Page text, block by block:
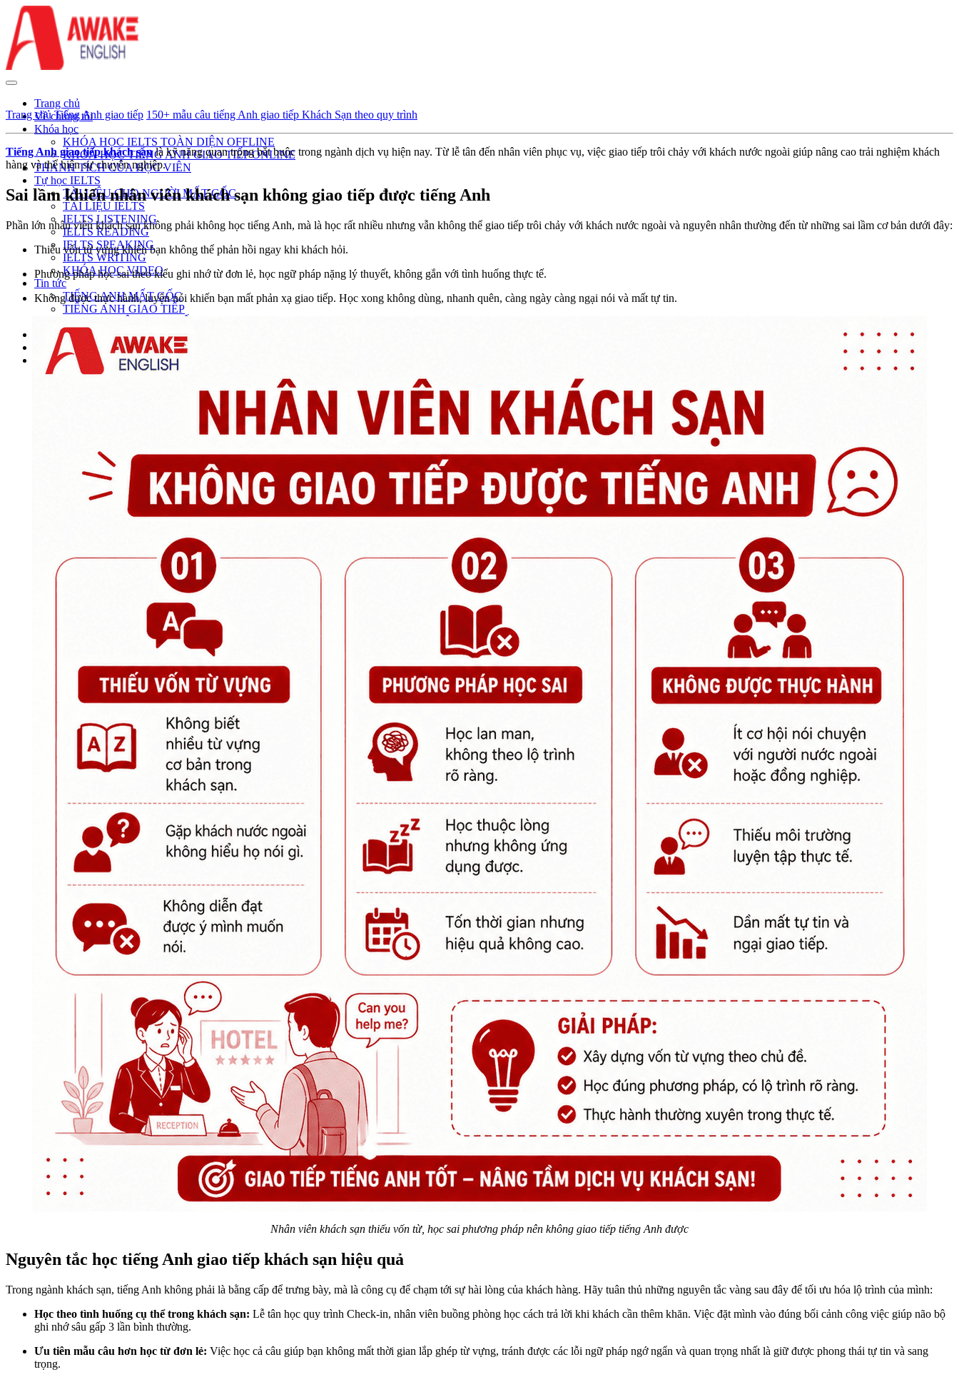
Trang chủ
Về chúng tôi
Khóa học
KHÓA HỌC IELTS TOÀN DIỆN OFFLINE
KHOÁ HỌC TIẾNG ANH GIAO TIẾP ONLINE
THÀNH TÍCH CỦA HỌC VIÊN
Tự học IELTS
TÀI LIỆU CHO NGƯỜI MẤT GỐC
TÀI LIỆU IELTS
IELTS LISTENING
IELTS READING
IELTS SPEAKING
IELTS WRITING
KHÓA HỌC VIDEO
Tin tức
TIẾNG ANH MẤT GỐC
TIẾNG ANH GIAO TIẾP
Sự kiện
Chính sách bảo hành và cam kết
Liên hệ
Trang chủ Tiếng Anh giao tiếp 150+ mẫu câu tiếng Anh giao tiếp Khách Sạn theo quy trình
Tiếng Anh giao tiếp khách sạnlà kỹ năng quan trọng bắt buộc trong ngành dịch vụ hiện nay. Từ lễ tân đến nhân viên phục vụ, việc giao tiếp trôi chảy với khách nước ngoài giúp nâng cao trải nghiệm khách
hàng và thể hiện sự chuyên nghiệp.
Sai lầm khiến nhân viên khách sạn không giao tiếp được tiếng Anh
Phần lớn nhân viên khách sạn không phải không học tiếng Anh, mà là học rất nhiều nhưng vẫn không thể giao tiếp trôi chảy với khách nước ngoài và nguyên nhân thường đến từ những sai lầm cơ bản dưới đây:
Thiếu vốn từ vựng khiến bạn không thể phản hồi ngay khi khách hỏi.
Phương pháp học sai theo kiểu ghi nhớ từ đơn lẻ, học ngữ pháp nặng lý thuyết, không gắn với tình huống thực tế.
Không được thực hành, luyện nói khiến bạn mất phản xạ giao tiếp. Học xong không dùng, nhanh quên, càng ngày càng ngại nói và mất tự tin.
Nhân viên khách sạn thiếu vốn từ, học sai phương pháp nên không giao tiếp tiếng Anh được
Nguyên tắc học tiếng Anh giao tiếp khách sạn hiệu quả
Trong ngành khách sạn, tiếng Anh không phải là bằng cấp để trưng bày, mà là công cụ để chạm tới sự hài lòng của khách hàng. Hãy tuân thủ những nguyên tắc vàng sau đây để tối ưu hóa lộ trình của mình:
Học theo tình huống cụ thể trong khách sạn: Lễ tân học quy trình Check-in, nhân viên buồng phòng học cách trả lời khi khách cần thêm khăn. Việc đặt mình vào đúng bối cảnh công việc giúp não bộ
ghi nhớ sâu gấp 3 lần bình thường.
Ưu tiên mẫu câu hơn học từ đơn lẻ: Việc học cả câu giúp bạn không mất thời gian lắp ghép từ vựng, tránh được các lỗi ngữ pháp ngớ ngẩn và quan trọng nhất là giữ được phong thái tự tin và sang
trọng.